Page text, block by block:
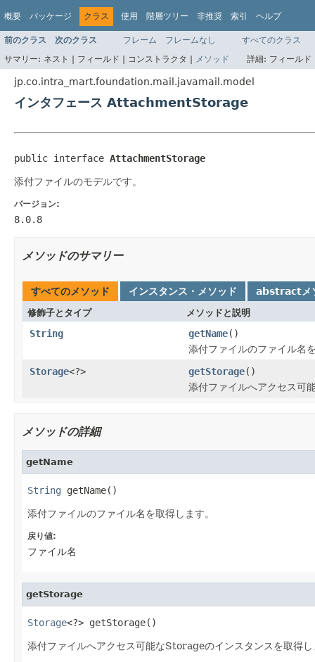
概要 パッケージ クラス 使用 階層ツリー 非推奨 索引 ヘルプ
前のクラス 次のクラス フレーム フレームなし
すべてのクラス
サマリー: ネスト | フィールド | コンストラクタ | メソッド 詳細: フィール
jp.co.intra_mart.foundation.mail.javamail.model
インタフェース AttachmentStorage
public interface AttachmentStorage
添付ファイルのモデルです。
バージョン:
8.0.8
メソッドのサマリー
すべてのメソッド インスタンス・メソッド abstractメ
修飾子とタイプ メソッドと説明
String getName()
添付ファイルのファイル名
Storage<?> getStorage()
添付ファイルへアクセス可
メソッドの詳細
getName
String getName()
添付ファイルのファイル名を取得します。
戻り値:
ファイル名
getStorage
Storage<?> getStorage()
添付ファイルへアクセス可能なStorageのインスタンスを取得し